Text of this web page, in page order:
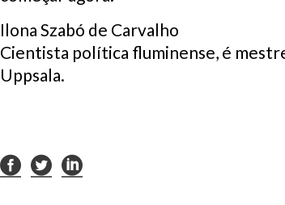
Ilona Szabó de Carvalho
Cientista política fluminense, é
Uppsala.